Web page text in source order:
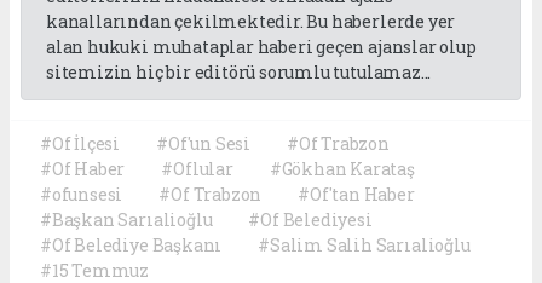
kanallarından çekilmektedir. Bu haberlerde yer
alan hukuki muhataplar haberi geçen ajanslar olup
sitemizin hiç bir editörü sorumlu tutulamaz...
#Of İlçesi #Of'un Sesi
#Of Trabzon
#Of Haber
#Oflular
#Gökhan Karataş
#ofunsesi
#Of Trabzon
#Of'tan Haber
#Başkan Sarıalioğlu
#Of Belediyesi
#Of Belediye Başkanı
#Salim Salih Sarıalioğlu
#15 Temmuz